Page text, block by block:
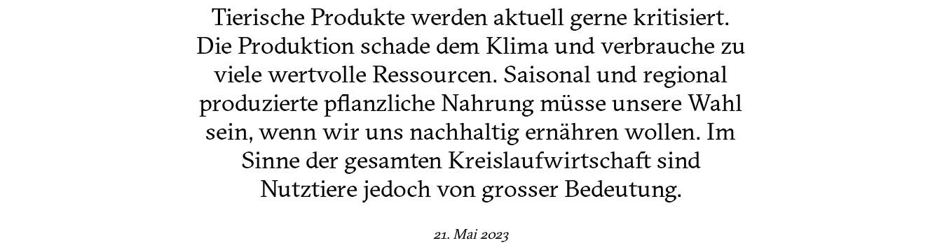
Tierische Produkte werden aktuell gerne kritisiert.
Die Produktion schade dem Klima und verbrauche zu
viele wertvolle Ressourcen. Saisonal und regional
produzierte pflanzliche Nahrung müsse unsere Wahl
sein, wenn wir uns nachhaltig ernähren wollen. Im
Sinne der gesamten Kreislaufwirtschaft sind
Nutztiere jedoch von grosser Bedeutung.
21. Mai 2023